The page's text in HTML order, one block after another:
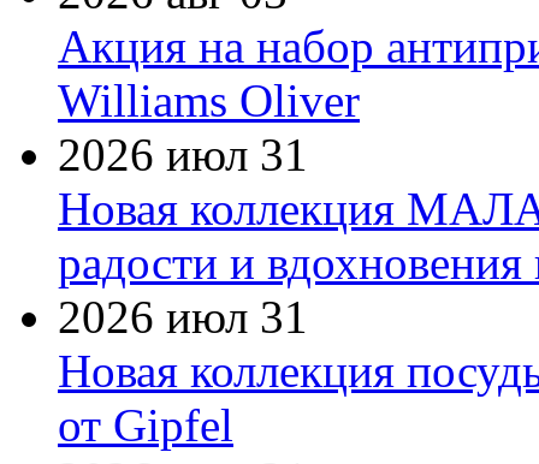
Акция на набор
Williams Oliver
2026 июл 31
Новая коллекция
радости и
2026 июл 31
Новая коллекция
от Gipfel